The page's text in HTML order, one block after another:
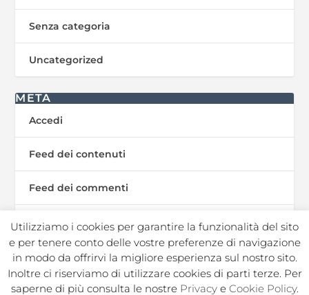
Senza categoria
Uncategorized
META
Accedi
Feed dei contenuti
Feed dei commenti
WordPress.org
In Sport s.r.l. Societa Sportiva Dilettantistica | C.F./P.I.
Utilizziamo i cookies per garantire la funzionalità del sito
e per tenere conto delle vostre preferenze di navigazione
in modo da offrirvi la migliore esperienza sul nostro sito.
Inoltre ci riserviamo di utilizzare cookies di parti terze. Per
saperne di più consulta le nostre Privacye Cookie Policy.